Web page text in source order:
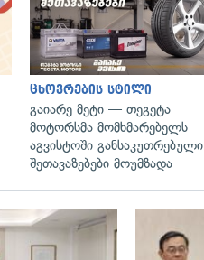
ცხოვრების სტილი
გაიარე მეტი — თეგეტა
მოტორსმა მომხმარებელს
აგვისტოში განსაკუთრებული
შეთავაზებები მოუმზადა
გადახედვა